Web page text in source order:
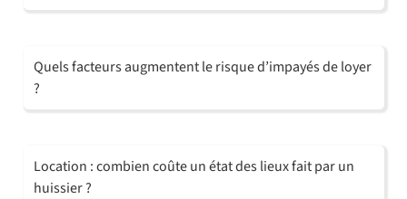
Quels facteurs augmentent le risque d’impayés de loyer
?
Location : combien coûte un état des lieux fait par un
huissier ?